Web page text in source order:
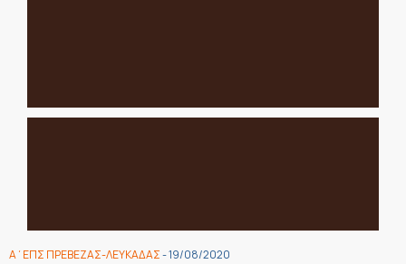
Α΄ΕΠΣ ΠΡΕΒΕΖΑΣ-ΛΕΥΚΑΔΑΣ- 19/08/2020